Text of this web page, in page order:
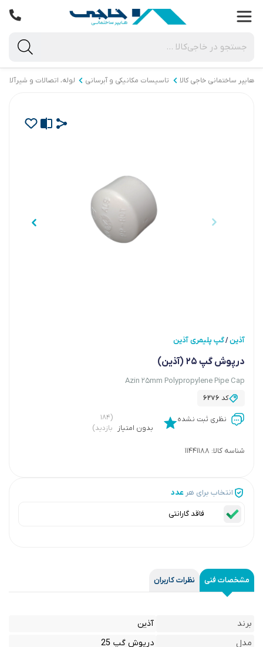
هایپر ساختمانی خاجی‌ کالا تاسیسات مکانیکی و آبرسانی لوله، اتصالات و شیرآلات
آذین/گپ پلیمری آذین
درپوش گپ 25 (آذین)
Azin 25mm Polypropylene Pipe Cap
کد 6276
نظری ثبت نشده
بدون امتیاز
(۱۸۴
بازدید)
شناسه کالا: 11441188
انتخاب برای هر عدد
فاقد گارانتی
مشخصات فنی نظرات کاربران
برند
آذین
مدل
درپوش گپ 25